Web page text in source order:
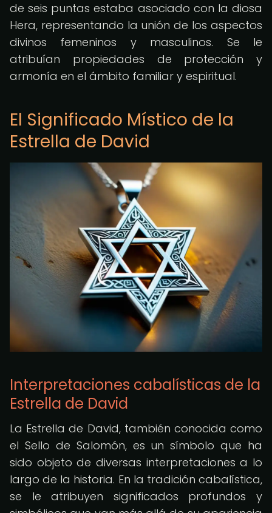
de seis puntas estaba asociado con la diosa
Hera, representando la unión de los aspectos
divinos femeninos y masculinos. Se le
atribuían propiedades de protección y
armonía en el ámbito familiar y espiritual.
El Significado Místico de la
Estrella de David
Interpretaciones cabalísticas de la
Estrella de David
La Estrella de David, también conocida como
el Sello de Salomón, es un símbolo que ha
sido objeto de diversas interpretaciones a lo
largo de la historia. En la tradición cabalística,
se le atribuyen significados profundos y